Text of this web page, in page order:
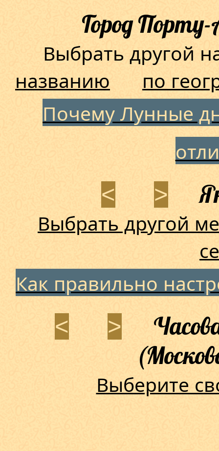
Город
Выбрать другой
названию
по
Почему Лунные
< >
Выбрать другой
Как правильно
< >
Выберите